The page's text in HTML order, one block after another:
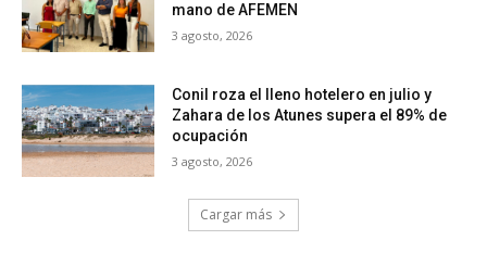
mano de AFEMEN
3 agosto, 2026
Conil roza el lleno hotelero en julio y
Zahara de los Atunes supera el 89% de
ocupación
3 agosto, 2026
Cargar más